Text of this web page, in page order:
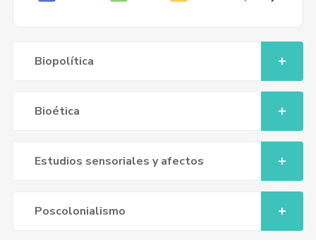
Biopolítica
Bioética
Estudios sensoriales y afectos
Poscolonialismo